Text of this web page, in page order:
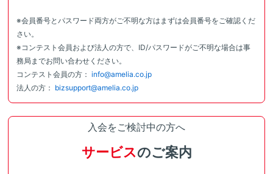
※会員番号とパスワード両方がご不明な方はまずは会員番号をご確認くだ
さい。
※コンテスト会員および法人の方で、ID/パスワードがご不明な場合は事
務局までお問い合わせください。
コンテスト会員の方： info@amelia.co.jp
法人の方： bizsupport@amelia.co.jp
入会をご検討中の方へ
サービスのご案内